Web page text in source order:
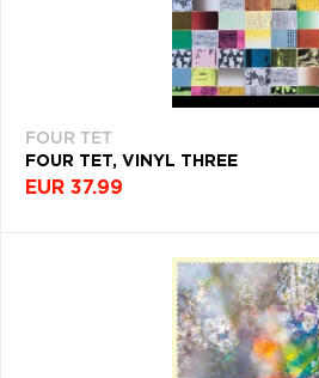
FOUR TET
FOUR TET, VINYL THREE
EUR 37.99